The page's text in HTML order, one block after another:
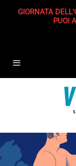
GIORNATA
PUOI